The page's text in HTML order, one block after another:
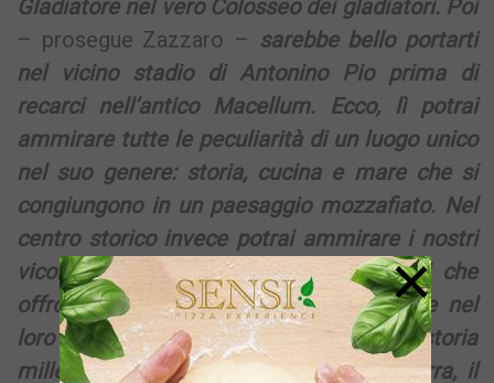
Gladiatore nel vero Colosseo dei gladiatori. Poi
– prosegue Zazzaro – sarebbe bello portarti
nel vicino stadio di Antonino Pio prima di
recarci nell’antico Macellum. Ecco, lì potrai
ammirare tutte le peculiarità di un luogo unico
nel suo genere: storia, cucina e mare che si
congiungono in un paesaggio mozzafiato. Nel
centro storico invece potrai ammirare i nostri
vicoletti con i suoi ristorantini marinari che
offrono delizie del pescato locale uniche nel
loro genere. Infine, potrai rivivere la storia
millenaria della nostra città al Rione Terra, il
×